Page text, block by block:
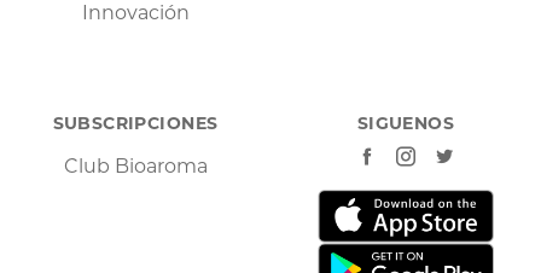
Innovación
SUBSCRIPCIONES
Club Bioaroma
SIGUENOS